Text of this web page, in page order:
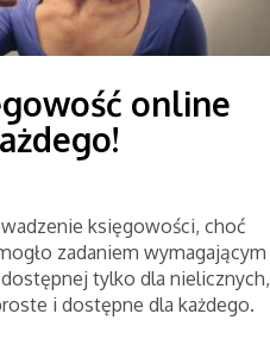
online
księgowości, choć
zadaniem wymagającym
tylko dla nielicznych,
i dostępne dla każdego.